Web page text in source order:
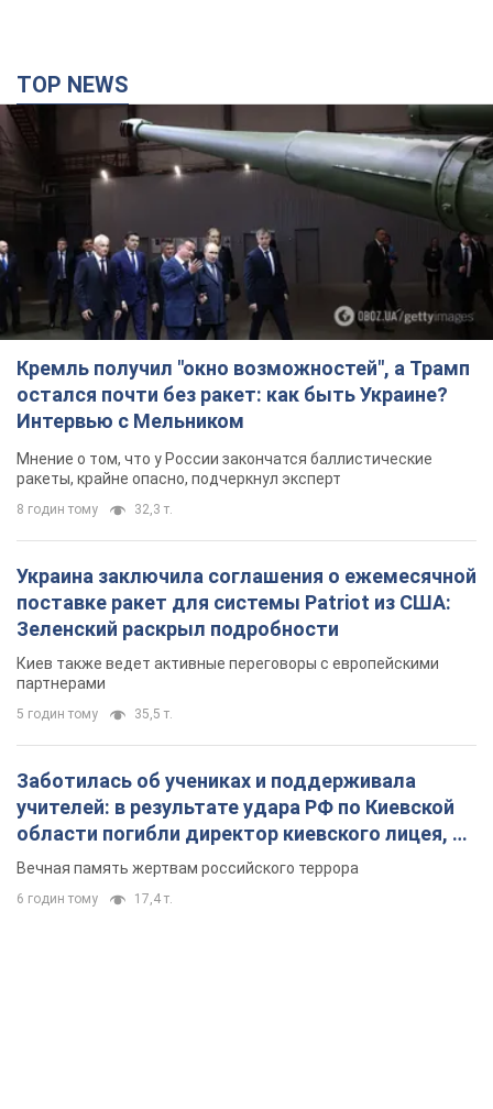
TOP NEWS
Кремль получил "окно возможностей", а Трамп
остался почти без ракет: как быть Украине?
Интервью с Мельником
Мнение о том, что у России закончатся баллистические
ракеты, крайне опасно, подчеркнул эксперт
8 годин тому 32,3 т.
Украина заключила соглашения о ежемесячной
поставке ракет для системы Patriot из США:
Зеленский раскрыл подробности
Киев также ведет активные переговоры с европейскими
партнерами
5 годин тому 35,5 т.
Заботилась об учениках и поддерживала
учителей: в результате удара РФ по Киевской
области погибли директор киевского лицея, её
муж и внук
Вечная память жертвам российского террора
6 годин тому 17,4 т.